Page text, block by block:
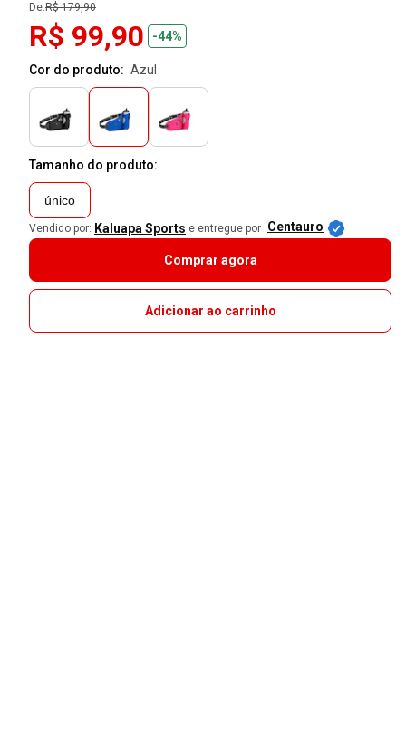
De:R$ 179,90
R$ 99,90 -44%
Cor do produto: azul
Tamanho do produto:
único
Vendido por: Kaluapa Sports e entregue por Centauro
Comprar agora
Adicionar ao carrinho